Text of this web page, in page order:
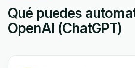
Qué puedes
OpenAI (ChatGPT)